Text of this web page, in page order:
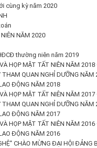
cùng kỳ năm 2020
NĂM 2020
thường niên năm 2019
HỌP MẶT TẤT NIÊN NĂM
QUAN NGHỈ DƯỠNG NĂM
ĐỘNG NĂM 2018
HỌP MẶT TẤT NIÊN NĂM
QUAN NGHỈ DƯỠNG NĂM
ĐỘNG NĂM 2017
HỌP MẶT TẤT NIÊN NĂM
ĐỘNG NĂM 2016
CHÀO MỪNG ĐẠI HỘI ĐẢNG